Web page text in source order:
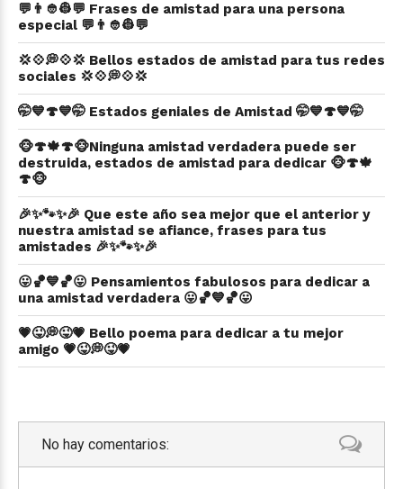
💬👨👲👷💬 Frases de amistad para una persona
especial 💬👨👲👷💬
💢💠💭💠💢 Bellos estados de amistad para tus redes
sociales 💢💠💭💠💢
🤭💙🍄💙🤭 Estados geniales de Amistad 🤭💙🍄💙🤭
🐵🍄🍁🍄🐵Ninguna amistad verdadera puede ser
destruida, estados de amistad para dedicar 🐵🍄🍁
🍄🐵
🎉✨🐾✨🎉 Que este año sea mejor que el anterior y
nuestra amistad se afiance, frases para tus
amistades 🎉✨🐾✨🎉
😛🏀💙🏀😛 Pensamientos fabulosos para dedicar a
una amistad verdadera 😛🏀💙🏀😛
💗😜💭😜💗 Bello poema para dedicar a tu mejor
amigo 💗😜💭😜💗
No hay comentarios: